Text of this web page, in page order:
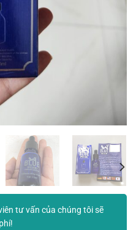
tư vấn của chúng tôi sẽ